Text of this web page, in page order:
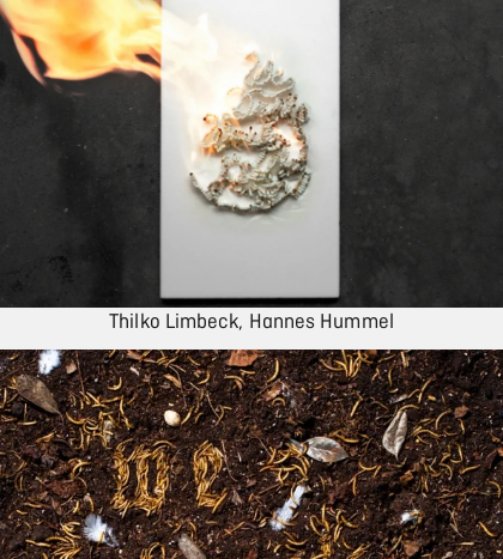
Thilko Limbeck, Hannes Hummel